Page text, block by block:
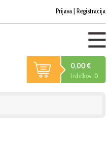
Prijava| Registracija
0,00 €
Izdelkov: 0